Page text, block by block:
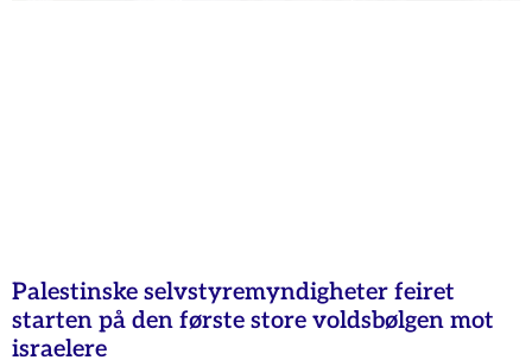
Palestinske selvstyremyndigheter feiret
starten på den første store voldsbølgen mot
israelere